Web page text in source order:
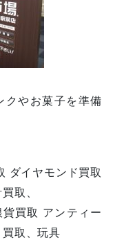
クやお菓子を準備
ダイヤモンド買取
取、
買取 アンティー
取、玩具